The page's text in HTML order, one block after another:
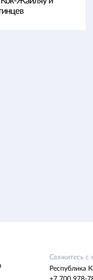
Свяжитесь с
Республика